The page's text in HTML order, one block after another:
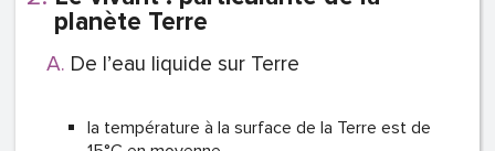
planète Terre
De l’eau liquide sur Terre
la température à la surface de la Terre est de